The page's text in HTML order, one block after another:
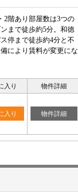
2階あり部屋数は3つの
まで徒歩約5分。和徳
停まで徒歩約4分と不
により賃料が変更にな
入り 物件詳細
入り 物件詳細